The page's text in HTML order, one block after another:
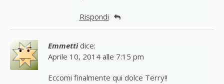
Rispondi
Emmettì dice:
Aprile 10, 2014 alle 7:15 pm
Eccomi finalmente qui dolce Terry!!